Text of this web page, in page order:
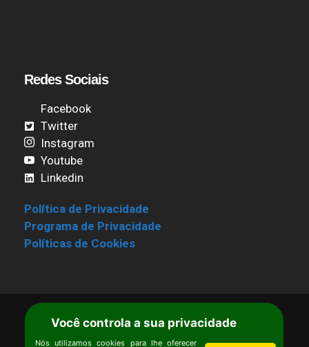
Redes Sociais
Facebook
Twitter
Instagram
Youtube
Linkedin
Política de Privacidade
Programa de Privacidade
Políticas de Cookies
Termos de Uso |Estatuto
Você controla a sua privacidade
Nós utilizamos cookies para lhe oferecer